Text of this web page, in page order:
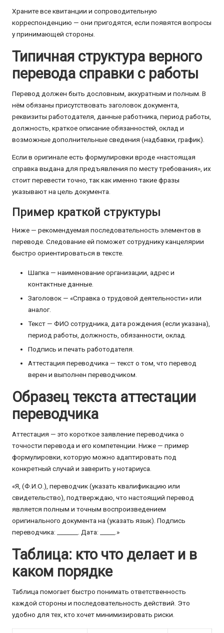
Храните все квитанции и сопроводительную
корреспонденцию — они пригодятся, если появятся вопросы
у принимающей стороны.
Типичная структура верного
перевода справки с работы
Перевод должен быть дословным, аккуратным и полным. В
нём обязаны присутствовать заголовок документа,
реквизиты работодателя, данные работника, период работы,
должность, краткое описание обязанностей, оклад и
возможные дополнительные сведения (надбавки, график).
Если в оригинале есть формулировки вроде «настоящая
справка выдана для предъявления по месту требования», их
стоит перевести точно, так как именно такие фразы
указывают на цель документа.
Пример краткой структуры
Ниже — рекомендуемая последовательность элементов в
переводе. Следование ей поможет сотруднику канцелярии
быстро ориентироваться в тексте.
Шапка — наименование организации, адрес и
контактные данные.
Заголовок — «Справка о трудовой деятельности» или
аналог.
Текст — ФИО сотрудника, дата рождения (если указана),
период работы, должность, обязанности, оклад.
Подпись и печать работодателя.
Аттестация переводчика — текст о том, что перевод
верен и выполнен переводчиком.
Образец текста аттестации
переводчика
Аттестация — это короткое заявление переводчика о
точности перевода и его компетенции. Ниже — пример
формулировки, которую можно адаптировать под
конкретный случай и заверить у нотариуса.
«Я, (Ф.И.О.), переводчик (указать квалификацию или
свидетельство), подтверждаю, что настоящий перевод
является полным и точным воспроизведением
оригинального документа на (указать язык). Подпись
переводчика: _______. Дата: _____.»
Таблица: кто что делает и в
каком порядке
Таблица помогает быстро понимать ответственность
каждой стороны и последовательность действий. Это
удобно для тех, кто хочет минимизировать риски.